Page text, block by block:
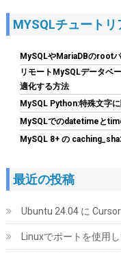
玄人志向 電源ユニット
電源 12cm静音ファン
こちら
MYSQLチュートリ
MySQLやMariaDBのroot
リモートMySQLデータベ
適化する方法
MySQL Python:特殊文字
MySQLでのdatetimeと
MySQL 8+ の
最近の投稿
Ubuntu 24.04 に
Linuxでポートを使用